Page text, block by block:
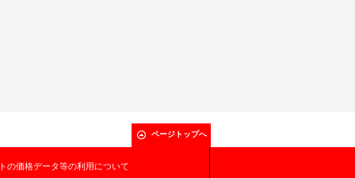
ページトップへ
の価格データ等の利用について